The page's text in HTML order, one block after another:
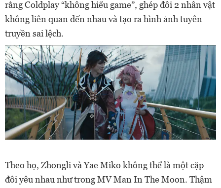
rằng Coldplay “không hiểu game”, ghép đôi 2 nhân vật
không liên quan đến nhau và tạo ra hình ảnh tuyên
truyền sai lệch.
Theo họ, Zhongli và Yae Miko không thể là một cặp
đôi yêu nhau như trong MV Man In The Moon. Thậm